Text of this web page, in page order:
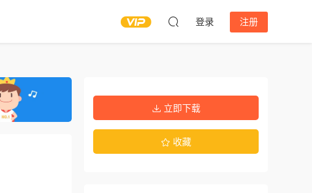
登录 注册
立即下载
收藏